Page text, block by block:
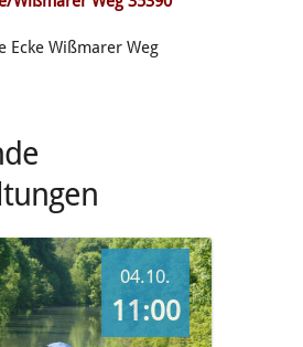
Ecke Wißmarer Weg
04.10.
11:00